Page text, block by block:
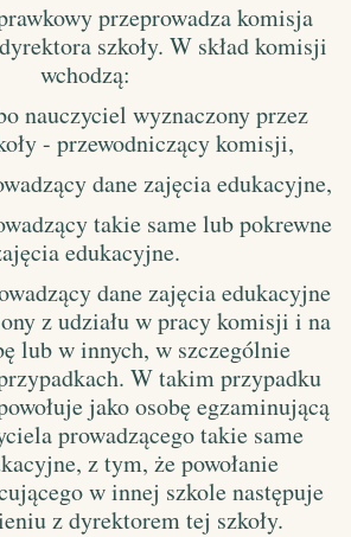
przeprowadza komisja
szkoły. W skład komisji
wchodzą:
nauczyciel wyznaczony przez
- przewodniczący komisji,
dane zajęcia edukacyjne,
takie same lub pokrewne
edukacyjne.
dane zajęcia edukacyjne
z udziału w pracy komisji i na
lub w innych, w szczególnie
W takim przypadku
jako osobę egzaminującą
prowadzącego takie same
z tym, że powołanie
w innej szkole następuje
z dyrektorem tej szkoły.